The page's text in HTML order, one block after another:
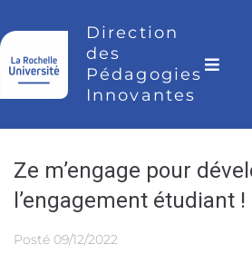
Direction
des
Pédagogies
Innovantes
Ze m’engage pour
l’engagement étudiant !
Posté 09/12/2022